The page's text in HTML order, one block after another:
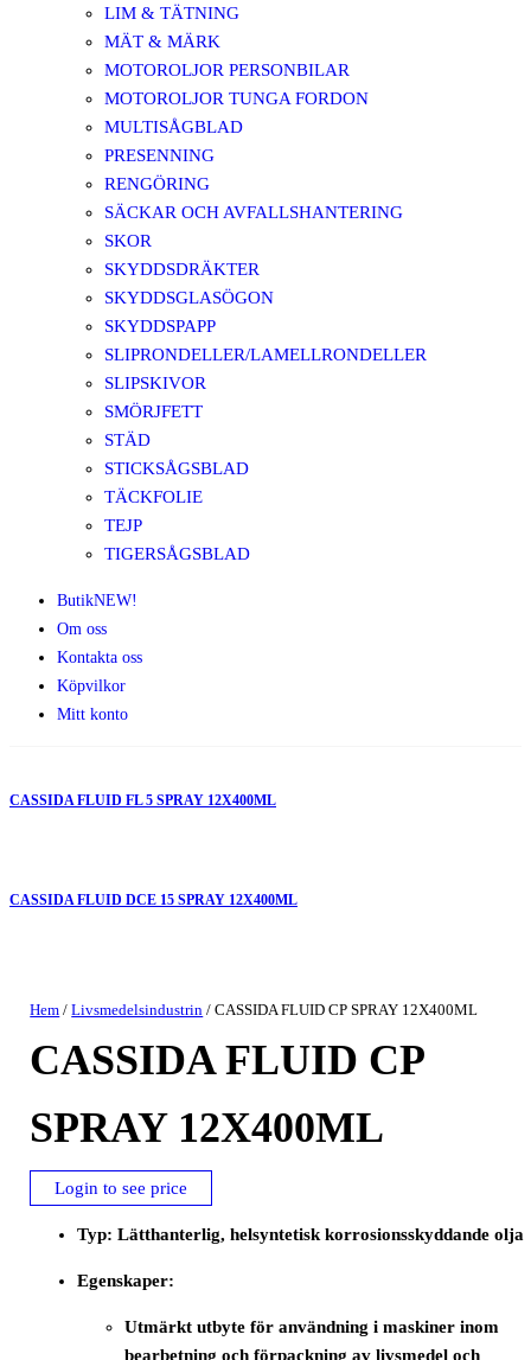
LIM & TÄTNING
MÄT & MÄRK
MOTOROLJOR PERSONBILAR
MOTOROLJOR TUNGA FORDON
MULTISÅGBLAD
PRESENNING
RENGÖRING
SÄCKAR OCH AVFALLSHANTERING
SKOR
SKYDDSDRÄKTER
SKYDDSGLASÖGON
SKYDDSPAPP
SLIPRONDELLER/LAMELLRONDELLER
SLIPSKIVOR
SMÖRJFETT
STÄD
STICKSÅGSBLAD
TÄCKFOLIE
TEJP
TIGERSÅGSBLAD
ButikNEW!
Om oss
Kontakta oss
Köpvilkor
Mitt konto
CASSIDA FLUID FL 5 SPRAY 12X400ML
CASSIDA FLUID DCE 15 SPRAY 12X400ML
Hem /Livsmedelsindustrin / CASSIDA FLUID CP SPRAY 12X400ML
CASSIDA FLUID CP
SPRAY 12X400ML
Login to see price
Typ: Lätthanterlig, helsyntetisk korrosionsskyddande olja
Egenskaper:
Utmärkt utbyte för användning i maskiner inom
bearbetning och förpackning av livsmedel och